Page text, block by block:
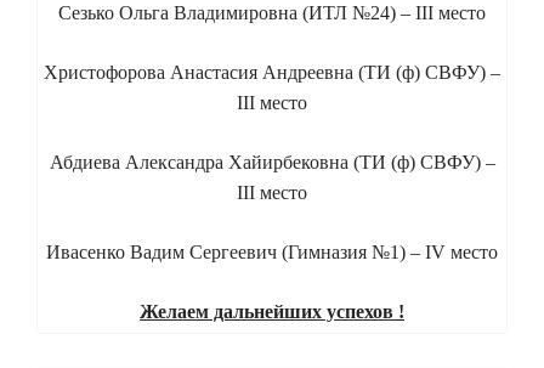
Сезько Ольга Владимировна (ИТЛ №24) – III место
Христофорова Анастасия Андреевна (ТИ (ф) СВФУ) –
III место
Абдиева Александра Хайирбековна (ТИ (ф) СВФУ) –
III место
Ивасенко Вадим Сергеевич (Гимназия №1) – IV место
Желаем дальнейших успехов !